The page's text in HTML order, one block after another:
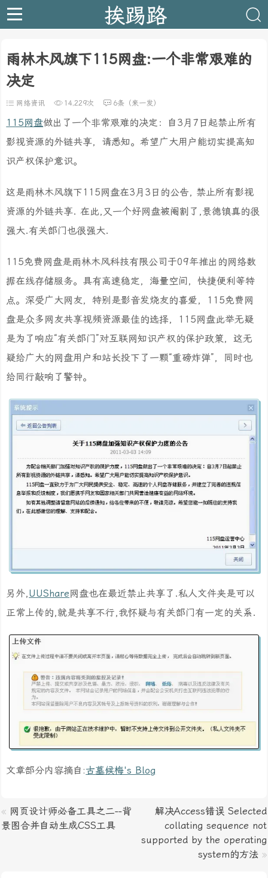
挨踢路
雨林木风旗下115网盘:一个非常艰难的
决定
网络资讯 14,229次 6条（来一发）
115网盘做出了一个非常艰难的决定：自3月7日起禁止所有
影视资源的外链共享，请悉知。希望广大用户能切实提高知
识产权保护意识。
这是雨林木风旗下115网盘在3月3日的公告, 禁止所有影视
资源的外链共享. 在此,又一个好网盘被阉割了,景德镇真的很
强大.有关部门也很强大.
115免费网盘是雨林木风科技有限公司于09年推出的网络数
据在线存储服务。具有高速稳定，海量空间，快捷便利等特
点。深受广大网友，特别是影音发烧友的喜爱，115免费网
盘是众多网友共享视频资源最佳的选择，115网盘此举无疑
是为了响应“有关部门”对互联网知识产权的保护政策，这无
疑给广大的网盘用户和站长投下了一颗“重磅炸弹”，同时也
给同行敲响了警钟。
另外,UUShare网盘也在最近禁止共享了.私人文件夹是可以
正常上传的,就是共享不行,我怀疑与有关部门有一定的关系.
文章部分内容摘自:古墓候梅's Blog
« 网页设计师必备工具之二--背
景图合并自动生成CSS工具
解决Access错误 Selected
collating sequence not
supported by the operating
system的方法 »